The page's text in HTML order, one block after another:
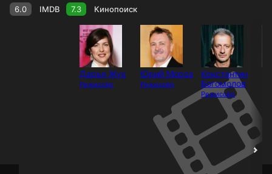
6.0 IMDB 7.3 Кинопоиск
Дарья Жук
Режиссёр
Юрий Мороз
Режиссёр
Константин
Богомолов
Режиссёр